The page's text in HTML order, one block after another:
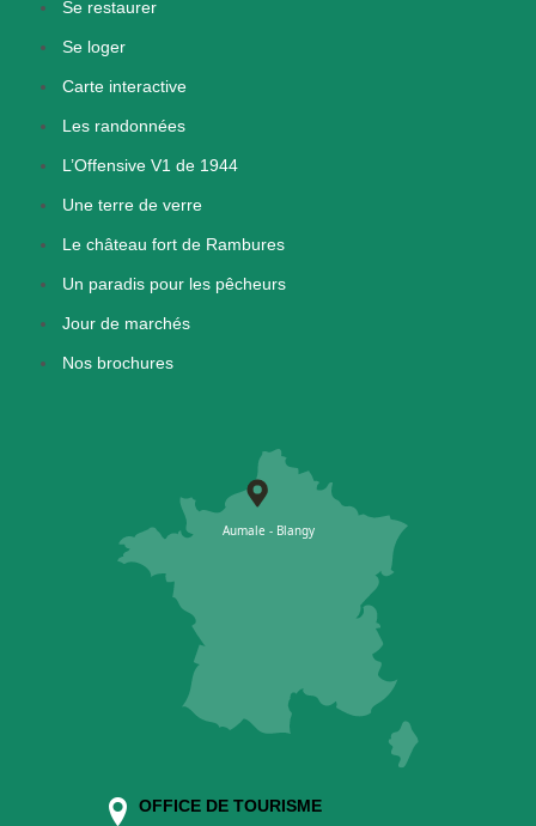
Se restaurer
Se loger
Carte interactive
Les randonnées
L’Offensive V1 de 1944
Une terre de verre
Le château fort de Rambures
Un paradis pour les pêcheurs
Jour de marchés
Nos brochures
OFFICE DE TOURISME